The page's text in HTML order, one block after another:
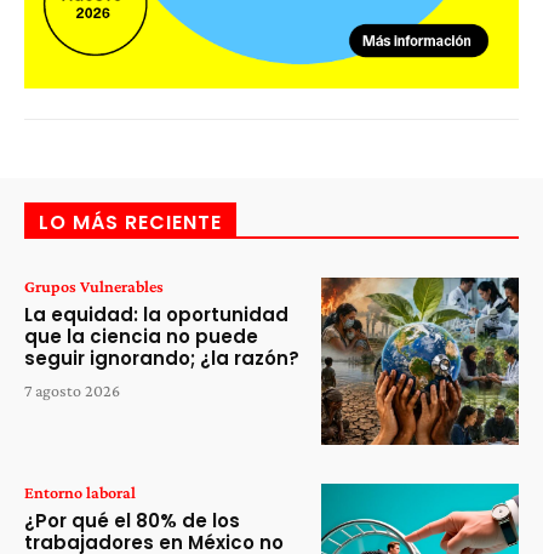
LO MÁS RECIENTE
Grupos Vulnerables
La equidad: la oportunidad
que la ciencia no puede
seguir ignorando; ¿la razón?
7 agosto 2026
Entorno laboral
¿Por qué el 80% de los
trabajadores en México no